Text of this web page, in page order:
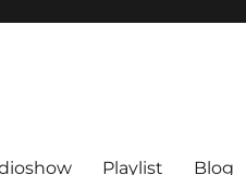
Playlist Blog